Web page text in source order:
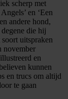
scherp met
en ‘Een
andere hond,
die hij
uitspraken
november
en
kunnen
en trucs om altijd
te gaan